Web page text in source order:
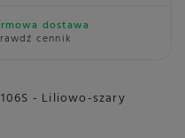
dostawa
cennik
- Liliowo-szary